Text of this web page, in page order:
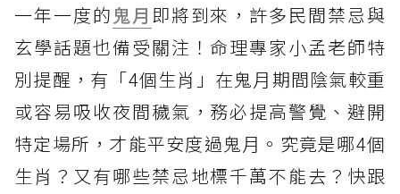
一年一度的鬼月 即將到來，許多民間禁忌與
玄學話題也備受關注！命理專家小孟老師特
別提醒，有「4個生肖」在鬼月期間陰氣較重
或容易吸收夜間穢氣，務必提高警覺、避開
特定場所，才能平安度過鬼月。究竟是哪4個
生肖？又有哪些禁忌地標千萬不能去？快跟